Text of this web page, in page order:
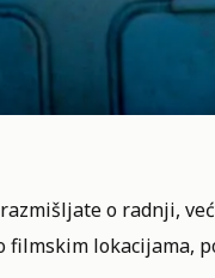
o radnji,
lokacijama,